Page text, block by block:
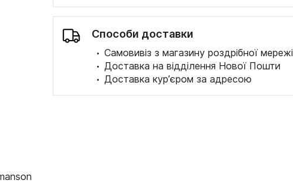
Способи доставки
·Самовивіз з магазину роздрібної мережі
·Доставка на відділення Нової Пошти
·Доставка кур’єром за адресою